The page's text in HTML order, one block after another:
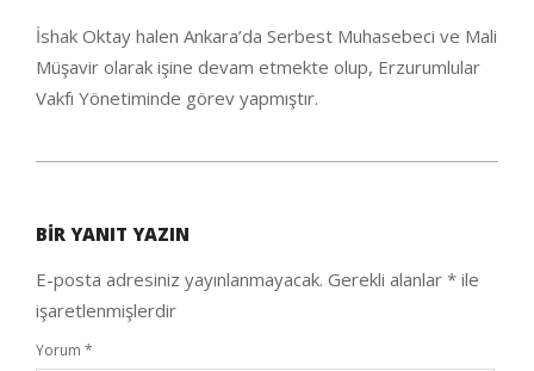
İshak Oktay halen Ankara’da Serbest Muhasebeci ve Mali
Müşavir olarak işine devam etmekte olup, Erzurumlular
Vakfı Yönetiminde görev yapmıştır.
26
BIR YANIT YAZIN
E-posta adresiniz yayınlanmayacak. Gerekli alanlar * ile
işaretlenmişlerdir
Yorum *